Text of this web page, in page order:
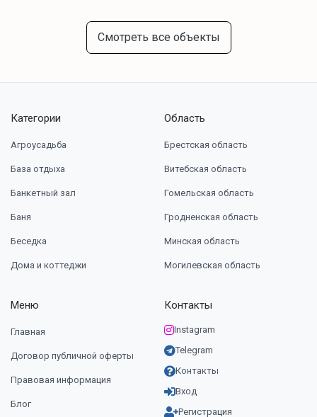
Смотреть все объекты
Категории
Агроусадьба
База отдыха
Банкетный зал
Баня
Беседка
Дома и коттеджи
Область
Брестская область
Витебская область
Гомельская область
Гродненская область
Минская область
Могилевская область
Меню
Главная
Договор публичной оферты
Правовая информация
Блог
Контакты
Instagram
Telegram
Контакты
Вход
Регистрация